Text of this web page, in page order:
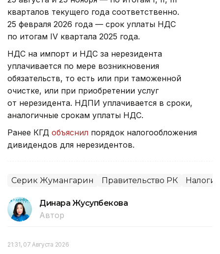
кварталов текущего года соответственно.
25 февраля 2026 года — срок уплаты НДС
по итогам IV квартала 2025 года.
НДС на импорт и НДС за нерезидента
уплачивается по мере возникновения
обязательств, то есть или при таможенной
очистке, или при приобретении услуг
от нерезидента. НДПИ уплачивается в сроки,
аналогичные срокам уплаты НДС.
Ранее КГД объяснил порядок налогообложения
дивидендов для нерезидентов.
Серик Жумангарин Правительство РК Налоги
Динара Жусупбекова
Автор
21:31, 07 Августа 2026